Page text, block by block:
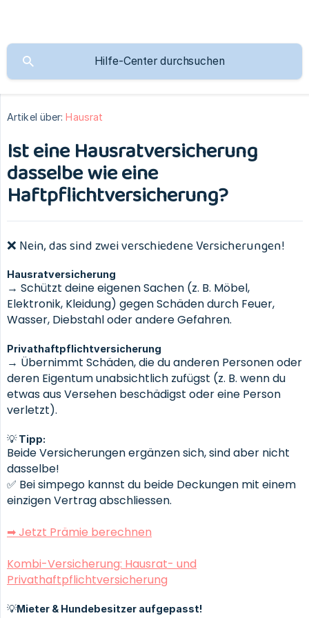
Artikel über: Hausrat
Ist eine Hausratversicherung
dasselbe wie eine
Haftpflichtversicherung?
❌ Nein, das sind zwei verschiedene Versicherungen!
Hausratversicherung
→ Schützt deine eigenen Sachen (z. B. Möbel,
Elektronik, Kleidung) gegen Schäden durch Feuer,
Wasser, Diebstahl oder andere Gefahren.
Privathaftpflichtversicherung
→ Übernimmt Schäden, die du anderen Personen oder
deren Eigentum unabsichtlich zufügst (z. B. wenn du
etwas aus Versehen beschädigst oder eine Person
verletzt).
💡 Tipp:
Beide Versicherungen ergänzen sich, sind aber nicht
dasselbe!
✅ Bei simpego kannst du beide Deckungen mit einem
einzigen Vertrag abschliessen.
➡ Jetzt Prämie berechnen
Kombi-Versicherung: Hausrat- und
Privathaftpflichtversicherung
💡Mieter & Hundebesitzer aufgepasst!